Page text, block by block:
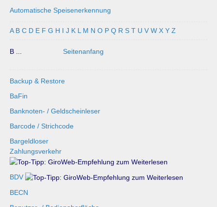
Automatische Speisenerkennung
A B C D E F G H I J K L M N O P Q R S T U V W X Y Z
B ... Seitenanfang
Backup & Restore
BaFin
Banknoten- / Geldscheinleser
Barcode / Strichcode
Bargeldloser
Zahlungsverkehr
BDV
BECN